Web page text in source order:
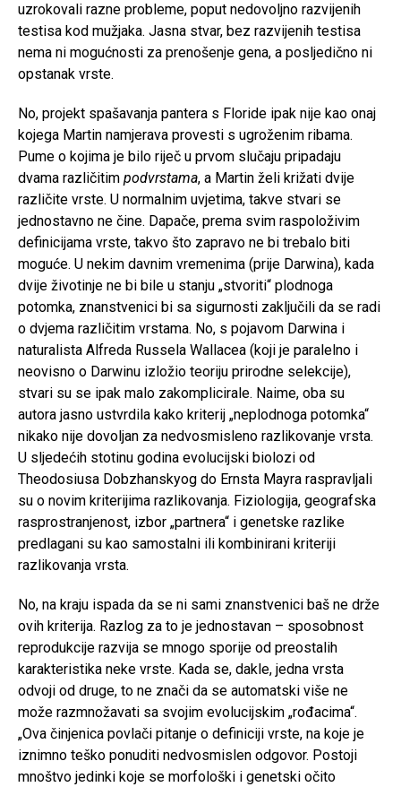
uzrokovali razne probleme, poput nedovoljno razvijenih
testisa kod mužjaka. Jasna stvar, bez razvijenih testisa
nema ni mogućnosti za prenošenje gena, a posljedično ni
opstanak vrste.
No, projekt spašavanja pantera s Floride ipak nije kao onaj
kojega Martin namjerava provesti s ugroženim ribama.
Pume o kojima je bilo riječ u prvom slučaju pripadaju
dvama različitim podvrstama, a Martin želi križati dvije
različite vrste. U normalnim uvjetima, takve stvari se
jednostavno ne čine. Dapače, prema svim raspoloživim
definicijama vrste, takvo što zapravo ne bi trebalo biti
moguće. U nekim davnim vremenima (prije Darwina), kada
dvije životinje ne bi bile u stanju „stvoriti“ plodnoga
potomka, znanstvenici bi sa sigurnosti zaključili da se radi
o dvjema različitim vrstama. No, s pojavom Darwina i
naturalista Alfreda Russela Wallacea (koji je paralelno i
neovisno o Darwinu izložio teoriju prirodne selekcije),
stvari su se ipak malo zakomplicirale. Naime, oba su
autora jasno ustvrdila kako kriterij „neplodnoga potomka“
nikako nije dovoljan za nedvosmisleno razlikovanje vrsta.
U sljedećih stotinu godina evolucijski biolozi od
Theodosiusa Dobzhanskyog do Ernsta Mayra raspravljali
su o novim kriterijima razlikovanja. Fiziologija, geografska
rasprostranjenost, izbor „partnera“ i genetske razlike
predlagani su kao samostalni ili kombinirani kriteriji
razlikovanja vrsta.
No, na kraju ispada da se ni sami znanstvenici baš ne drže
ovih kriterija. Razlog za to je jednostavan – sposobnost
reprodukcije razvija se mnogo sporije od preostalih
karakteristika neke vrste. Kada se, dakle, jedna vrsta
odvoji od druge, to ne znači da se automatski više ne
može razmnožavati sa svojim evolucijskim „rođacima“.
„Ova činjenica povlači pitanje o definiciji vrste, na koje je
iznimno teško ponuditi nedvosmislen odgovor. Postoji
mnoštvo jedinki koje se morfološki i genetski očito